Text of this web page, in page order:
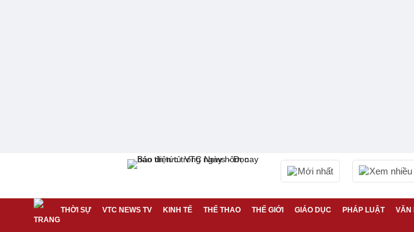
Mới nhất Xem nhiều
THỜI SỰ VTC NEWS TV KINH TẾ THỂ THAO THẾ GIỚI GIÁO DỤC PHÁP LUẬT VĂN